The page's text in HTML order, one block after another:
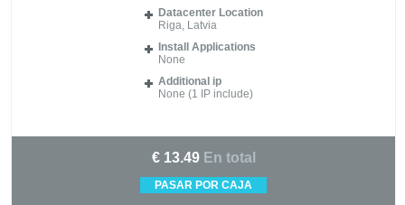
Datacenter Location
Riga, Latvia
Install Applications
None
Additional ip
None (1 IP include)
€ 13.49 En total